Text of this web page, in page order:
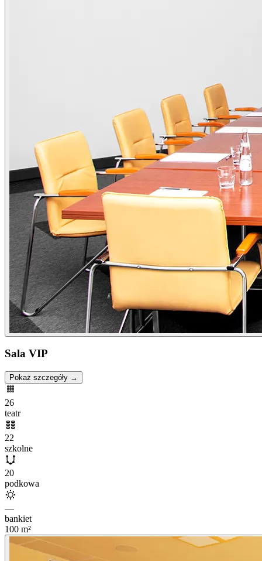
Sala VIP
Pokaż szczegóły →
26
teatr
22
szkolne
20
podkowa
—
bankiet
100 m²